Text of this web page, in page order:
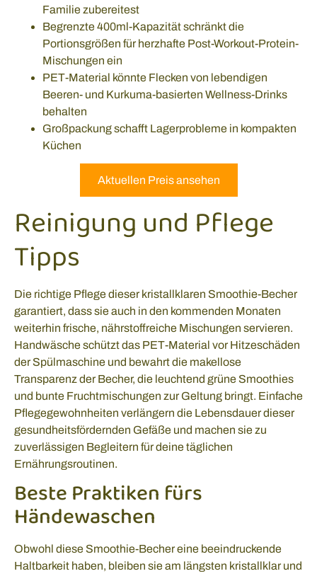
Familie zubereitest
Begrenzte 400ml-Kapazität schränkt die
Portionsgrößen für herzhafte Post-Workout-Protein-
Mischungen ein
PET-Material könnte Flecken von lebendigen
Beeren- und Kurkuma-basierten Wellness-Drinks
behalten
Großpackung schafft Lagerprobleme in kompakten
Küchen
Aktuellen Preis ansehen
Reinigung und Pflege
Tipps
Die richtige Pflege dieser kristallklaren Smoothie-Becher
garantiert, dass sie auch in den kommenden Monaten
weiterhin frische, nährstoffreiche Mischungen servieren.
Handwäsche schützt das PET-Material vor Hitzeschäden
der Spülmaschine und bewahrt die makellose
Transparenz der Becher, die leuchtend grüne Smoothies
und bunte Fruchtmischungen zur Geltung bringt. Einfache
Pflegegewohnheiten verlängern die Lebensdauer dieser
gesundheitsfördernden Gefäße und machen sie zu
zuverlässigen Begleitern für deine täglichen
Ernährungsroutinen.
Beste Praktiken fürs
Händewaschen
Obwohl diese Smoothie-Becher eine beeindruckende
Haltbarkeit haben, bleiben sie am längsten kristallklar und